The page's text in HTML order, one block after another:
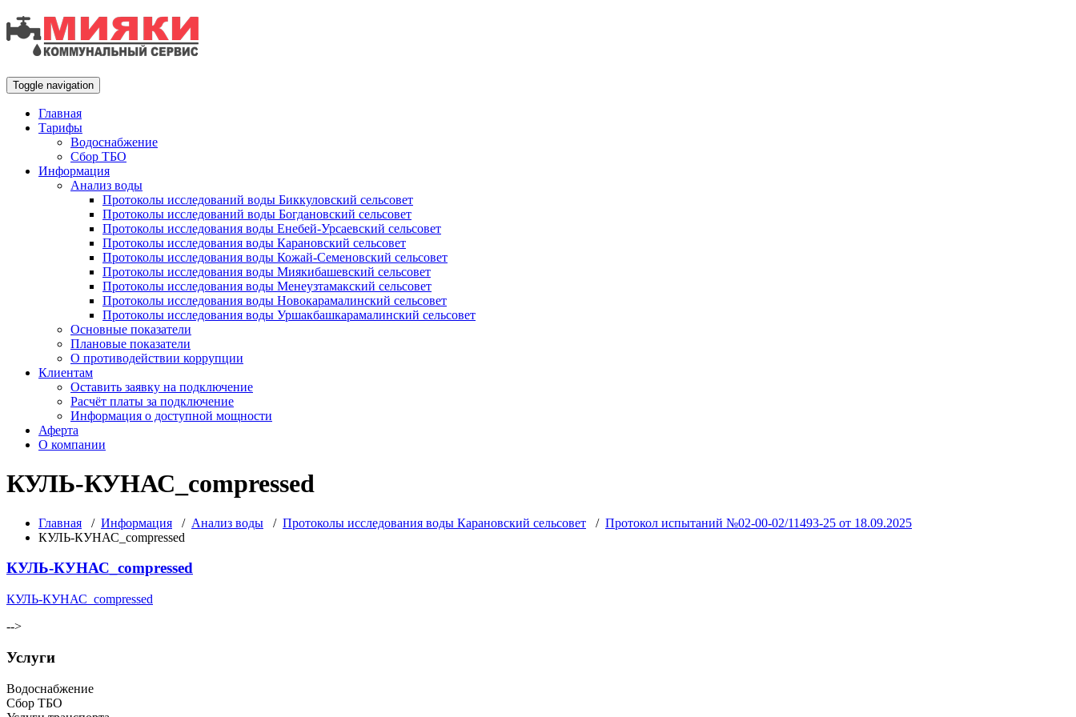
Toggle navigation
Главная
Тарифы
Водоснабжение
Сбор ТБО
Информация
Анализ воды
Протоколы исследований воды Биккуловский сельсовет
Протоколы исследований воды Богдановский сельсовет
Протоколы исследования воды Енебей-Урсаевский сельсовет
Протоколы исследования воды Карановский сельсовет
Протоколы исследования воды Кожай-Семеновский сельсовет
Протоколы исследования воды Миякибашевский сельсовет
Протоколы исследования воды Менеузтамакский сельсовет
Протоколы исследования воды Новокарамалинский сельсовет
Протоколы исследования воды Уршакбашкарамалинский сельсовет
Основные показатели
Плановые показатели
О противодействии коррупции
Клиентам
Оставить заявку на подключение
Расчёт платы за подключение
Информация о доступной мощности
Аферта
О компании
КУЛЬ-КУНАС_compressed
Главная / Информация / Анализ воды / Протоколы исследования воды Карановский сельсовет / Протокол испытаний №02-00-02/11493-25 от 18.09.2025
КУЛЬ-КУНАС_compressed
КУЛЬ-КУНАС_compressed
КУЛЬ-КУНАС_compressed
-->
Услуги
Водоснабжение
Сбор ТБО